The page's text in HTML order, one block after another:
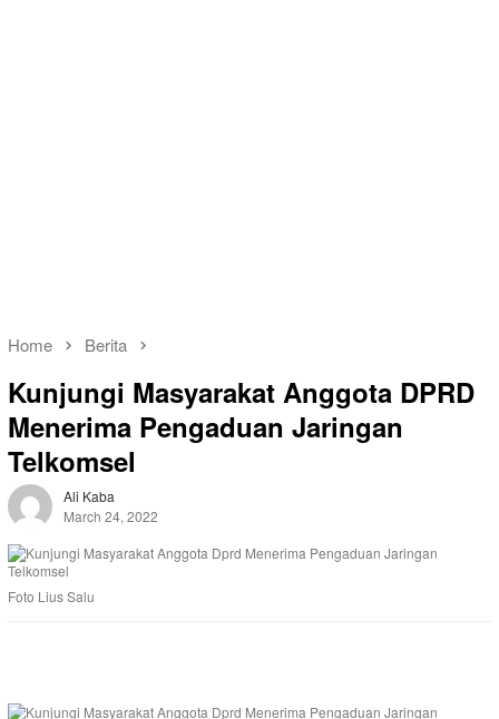
Home Berita
Kunjungi Masyarakat Anggota DPRD
Menerima Pengaduan Jaringan
Telkomsel
Ali Kaba
March 24, 2022
Foto Lius Salu